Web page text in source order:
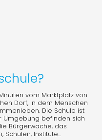
vom Marktplatz von
Dorf, in dem Menschen
Die Schule ist
Umgebung befinden sich
Bürgerwache, das
Schulen, Institute...